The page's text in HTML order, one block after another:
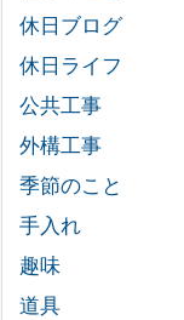
休日ブログ
休日ライフ
公共工事
外構工事
季節のこと
手入れ
趣味
道具